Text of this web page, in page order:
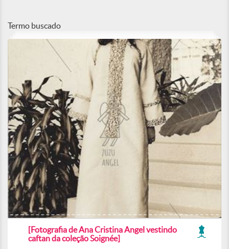
Termo buscado
[Fotografia de Ana Cristina Angel vestindo
caftan da coleção Soignée]